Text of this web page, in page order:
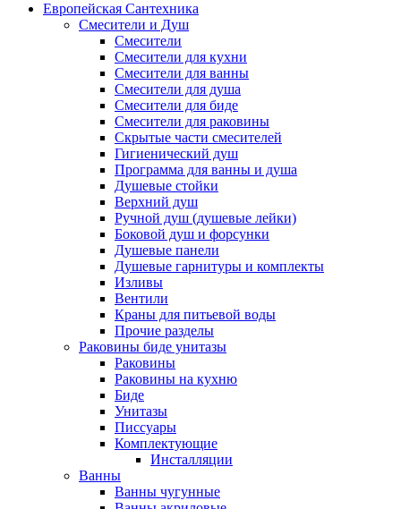
Европейская Сантехника
Смесители и Душ
Смесители
Смесители для кухни
Смесители для ванны
Смесители для душа
Смесители для биде
Смесители для раковины
Скрытые части смесителей
Гигиенический душ
Программа для ванны и душа
Душевые стойки
Верхний душ
Ручной душ (душевые лейки)
Боковой душ и форсунки
Душевые панели
Душевые гарнитуры и комплекты
Изливы
Вентили
Краны для питьевой воды
Прочие разделы
Раковины биде унитазы
Раковины
Раковины на кухню
Биде
Унитазы
Писсуары
Комплектующие
Инсталляции
Ванны
Ванны чугунные